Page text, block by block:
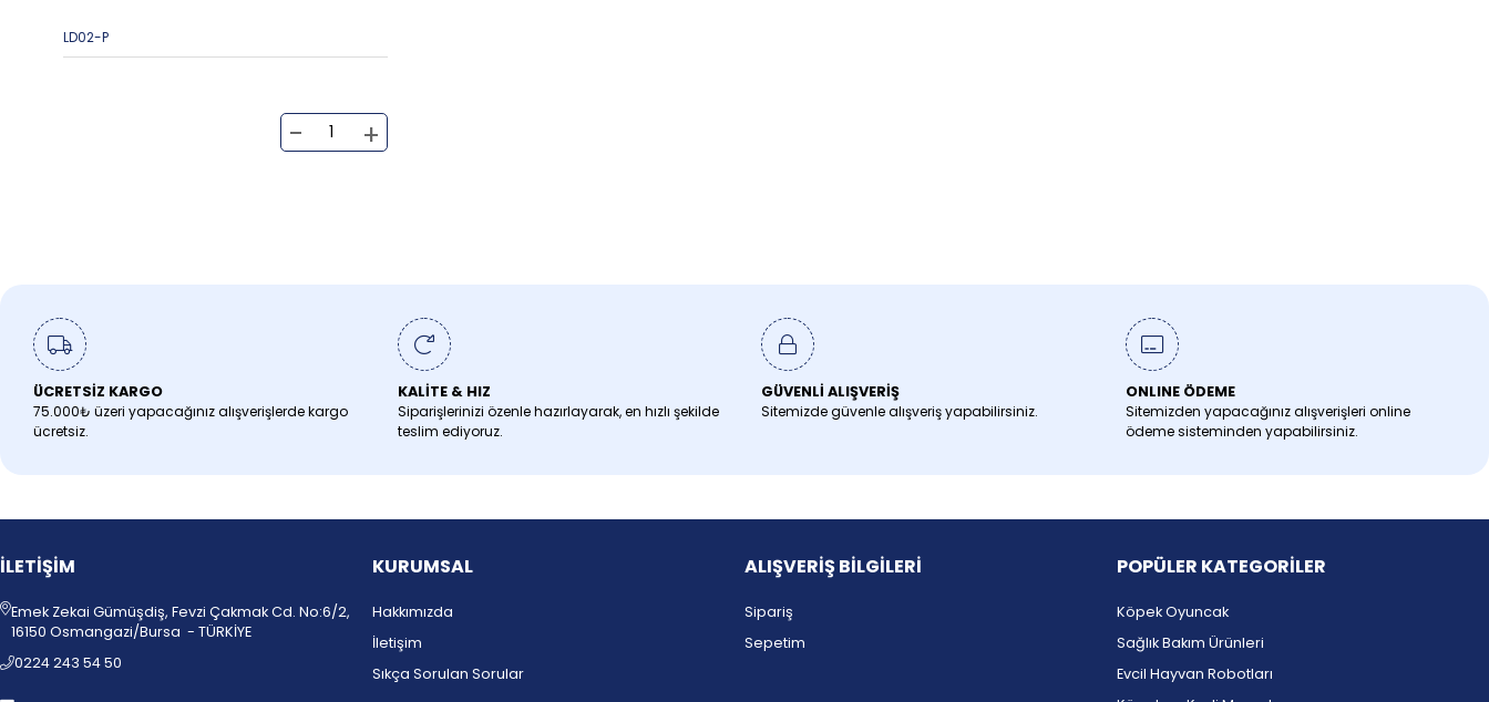
LD02-P
ÜCRETSİZ KARGO
75.000₺ üzeri yapacağınız alışverişlerde kargo
ücretsiz.
KALİTE & HIZ
Siparişlerinizi özenle hazırlayarak, en hızlı şekilde
teslim ediyoruz.
GÜVENLİ ALIŞVERİŞ
Sitemizde güvenle alışveriş yapabilirsiniz.
ONLINE ÖDEME
Sitemizden yapacağınız alışverişleri online
ödeme sisteminden yapabilirsiniz.
İLETİŞİM
Emek Zekai Gümüşdiş, Fevzi Çakmak Cd. No:6/2,
16150 Osmangazi/Bursa - TÜRKİYE
0224 243 54 50
KURUMSAL
Hakkımızda
İletişim
Sıkça Sorulan Sorular
ALIŞVERİŞ BİLGİLERİ
Sipariş
Sepetim
POPÜLER KATEGORİLER
Köpek Oyuncak
Sağlık Bakım Ürünleri
Evcil Hayvan Robotları